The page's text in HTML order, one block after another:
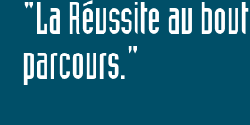
"La Réussite au
parcours."